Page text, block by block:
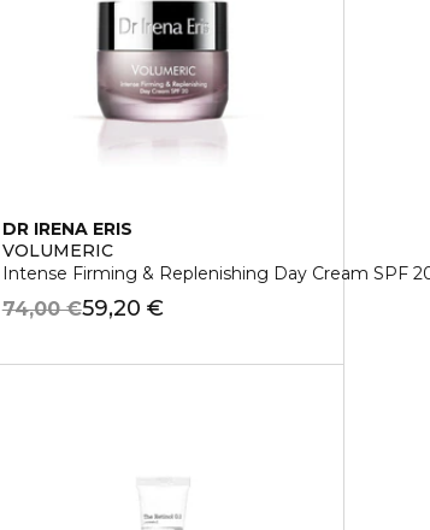
DR IRENA ERIS
VOLUMERIC
Intense Firming & Replenishing Day Cream SPF
59,20 €
74,00 €